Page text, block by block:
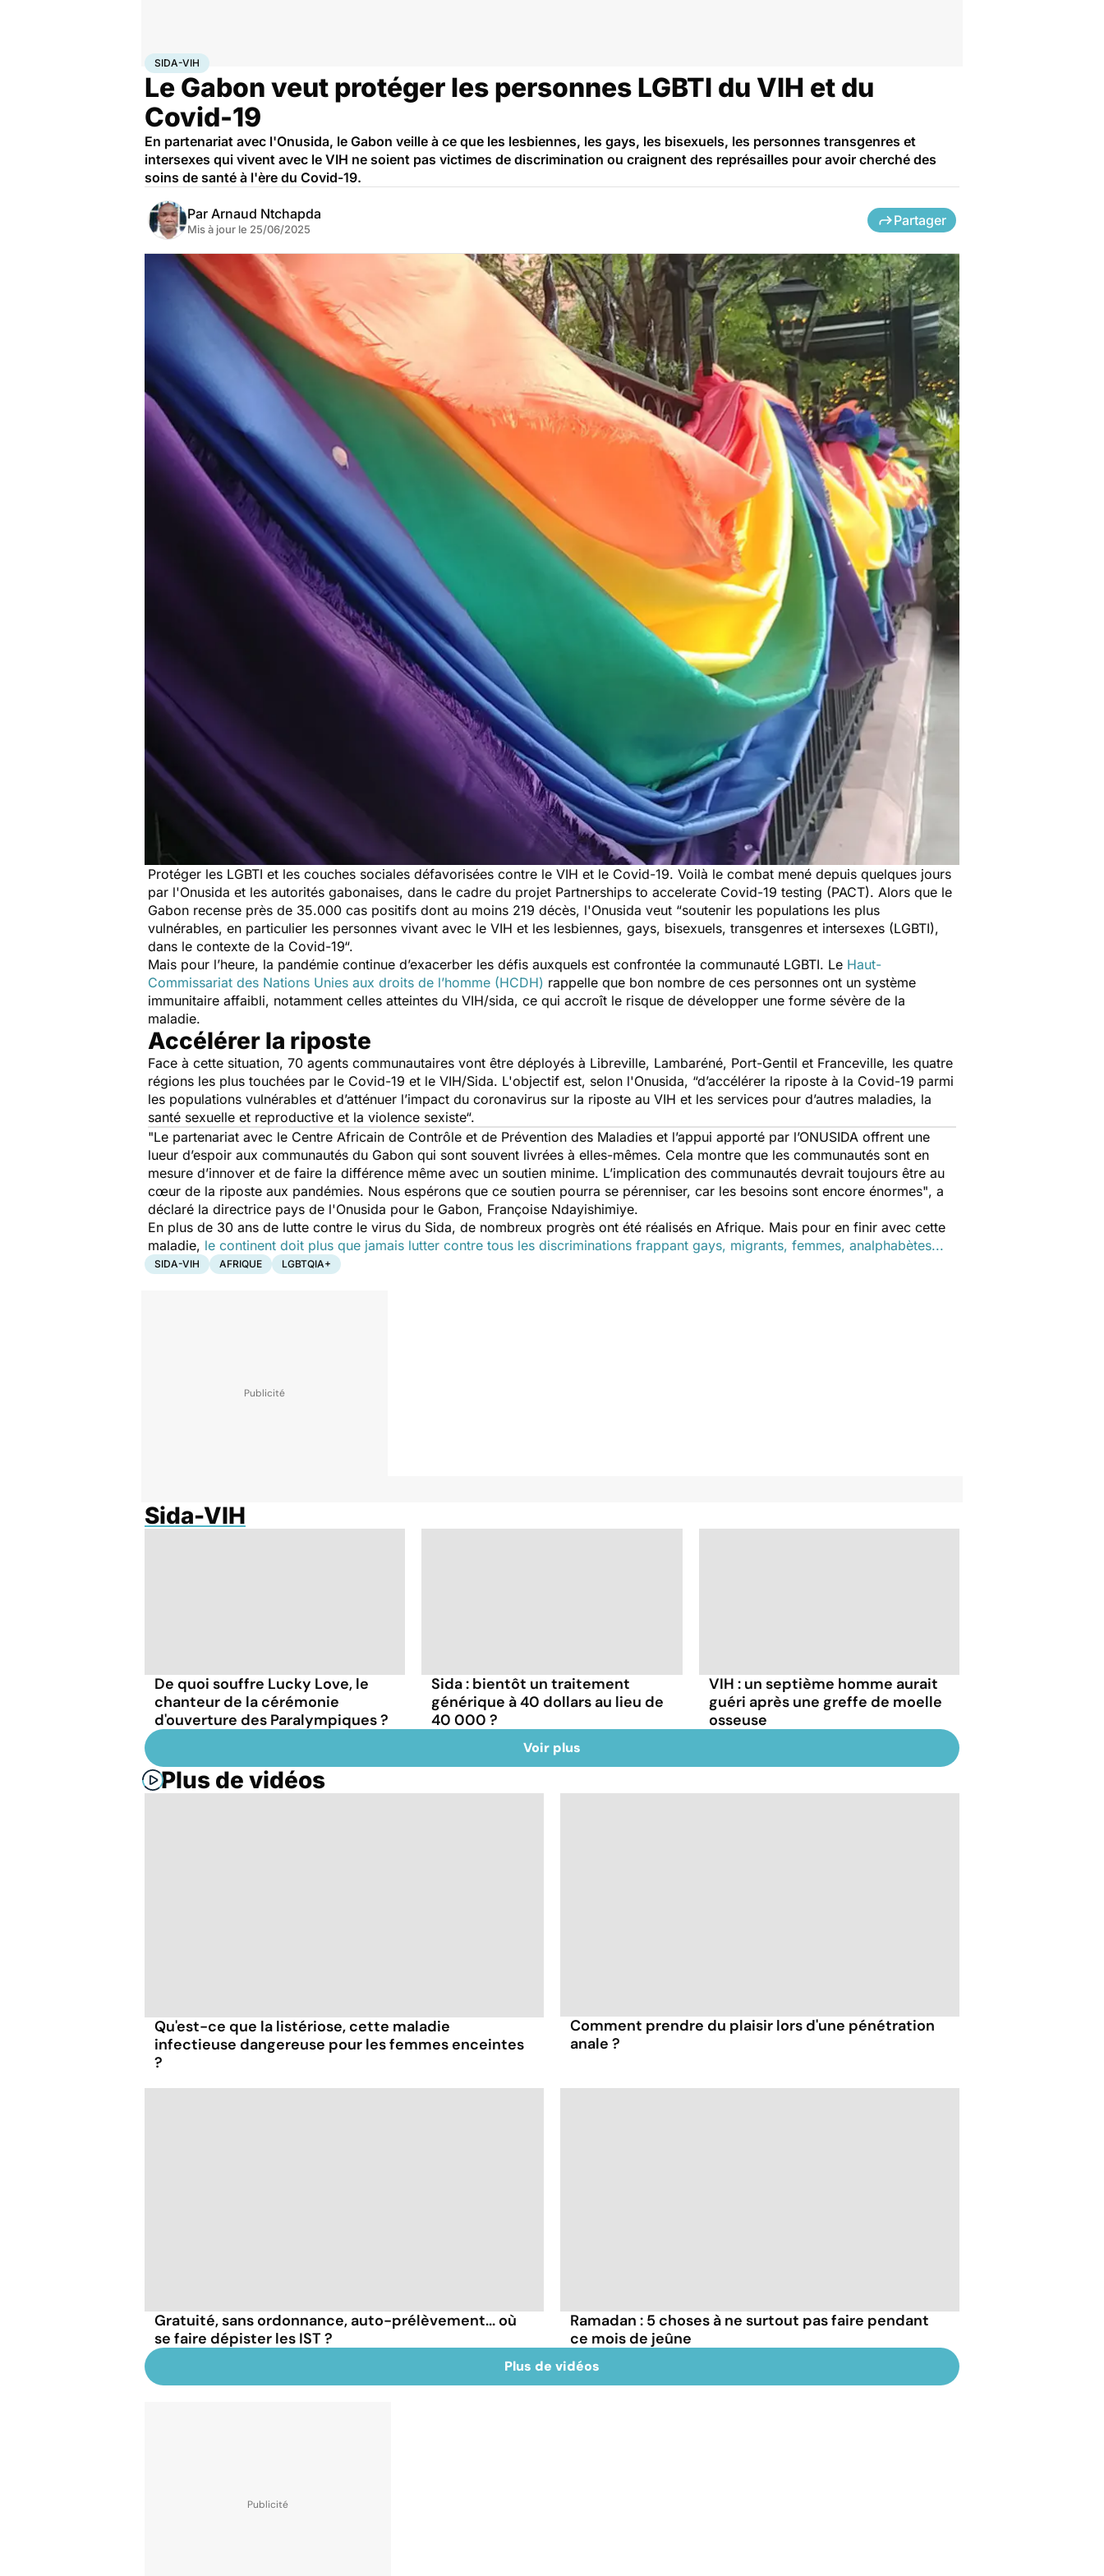
AccueilSanté Maladies
SIDA-VIH
Le Gabon veut protéger les personnes LGBTI du VIH et du
Covid-19
En partenariat avec l'Onusida, le Gabon veille à ce que les lesbiennes, les gays, les bisexuels, les personnes transgenres et
intersexes qui vivent avec le VIH ne soient pas victimes de discrimination ou craignent des représailles pour avoir cherché des
soins de santé à l'ère du Covid-19.
Par Arnaud Ntchapda
Mis à jour le 25/06/2025
Partager
Protéger les LGBTI et les couches sociales défavorisées contre le VIH et le Covid-19. Voilà le combat mené depuis quelques jours
par l'Onusida et les autorités gabonaises, dans le cadre du projet Partnerships to accelerate Covid-19 testing (PACT). Alors que le
Gabon recense près de 35.000 cas positifs dont au moins 219 décès, l'Onusida veut “soutenir les populations les plus
vulnérables, en particulier les personnes vivant avec le VIH et les lesbiennes, gays, bisexuels, transgenres et intersexes (LGBTI),
dans le contexte de la Covid-19“.
Mais pour l’heure, la pandémie continue d’exacerber les défis auxquels est confrontée la communauté LGBTI. Le Haut-
Commissariat des Nations Unies aux droits de l’homme (HCDH) rappelle que bon nombre de ces personnes ont un système
immunitaire affaibli, notamment celles atteintes du VIH/sida, ce qui accroît le risque de développer une forme sévère de la
maladie.
Accélérer la riposte
Face à cette situation, 70 agents communautaires vont être déployés à Libreville, Lambaréné, Port-Gentil et Franceville, les quatre
régions les plus touchées par le Covid-19 et le VIH/Sida. L'objectif est, selon l'Onusida, “d’accélérer la riposte à la Covid-19 parmi
les populations vulnérables et d’atténuer l’impact du coronavirus sur la riposte au VIH et les services pour d’autres maladies, la
santé sexuelle et reproductive et la violence sexiste“.
"Le partenariat avec le Centre Africain de Contrôle et de Prévention des Maladies et l’appui apporté par l’ONUSIDA offrent une
lueur d’espoir aux communautés du Gabon qui sont souvent livrées à elles-mêmes. Cela montre que les communautés sont en
mesure d’innover et de faire la différence même avec un soutien minime. L’implication des communautés devrait toujours être au
cœur de la riposte aux pandémies. Nous espérons que ce soutien pourra se pérenniser, car les besoins sont encore énormes", a
déclaré la directrice pays de l'Onusida pour le Gabon, Françoise Ndayishimiye.
En plus de 30 ans de lutte contre le virus du Sida, de nombreux progrès ont été réalisés en Afrique. Mais pour en finir avec cette
maladie, le continent doit plus que jamais lutter contre tous les discriminations frappant gays, migrants, femmes, analphabètes...
SIDA-VIH AFRIQUE LGBTQIA+
Sida-VIH
De quoi souffre Lucky Love, le
chanteur de la cérémonie
d'ouverture des Paralympiques ?
Sida : bientôt un traitement
générique à 40 dollars au lieu de
40 000 ?
VIH : un septième homme aurait
guéri après une greffe de moelle
osseuse
Voir plus
Plus de vidéos
Qu'est-ce que la listériose, cette maladie
infectieuse dangereuse pour les femmes enceintes
?
Comment prendre du plaisir lors d'une pénétration
anale ?
Gratuité, sans ordonnance, auto-prélèvement... où
se faire dépister les IST ?
Ramadan : 5 choses à ne surtout pas faire pendant
ce mois de jeûne
Plus de vidéos